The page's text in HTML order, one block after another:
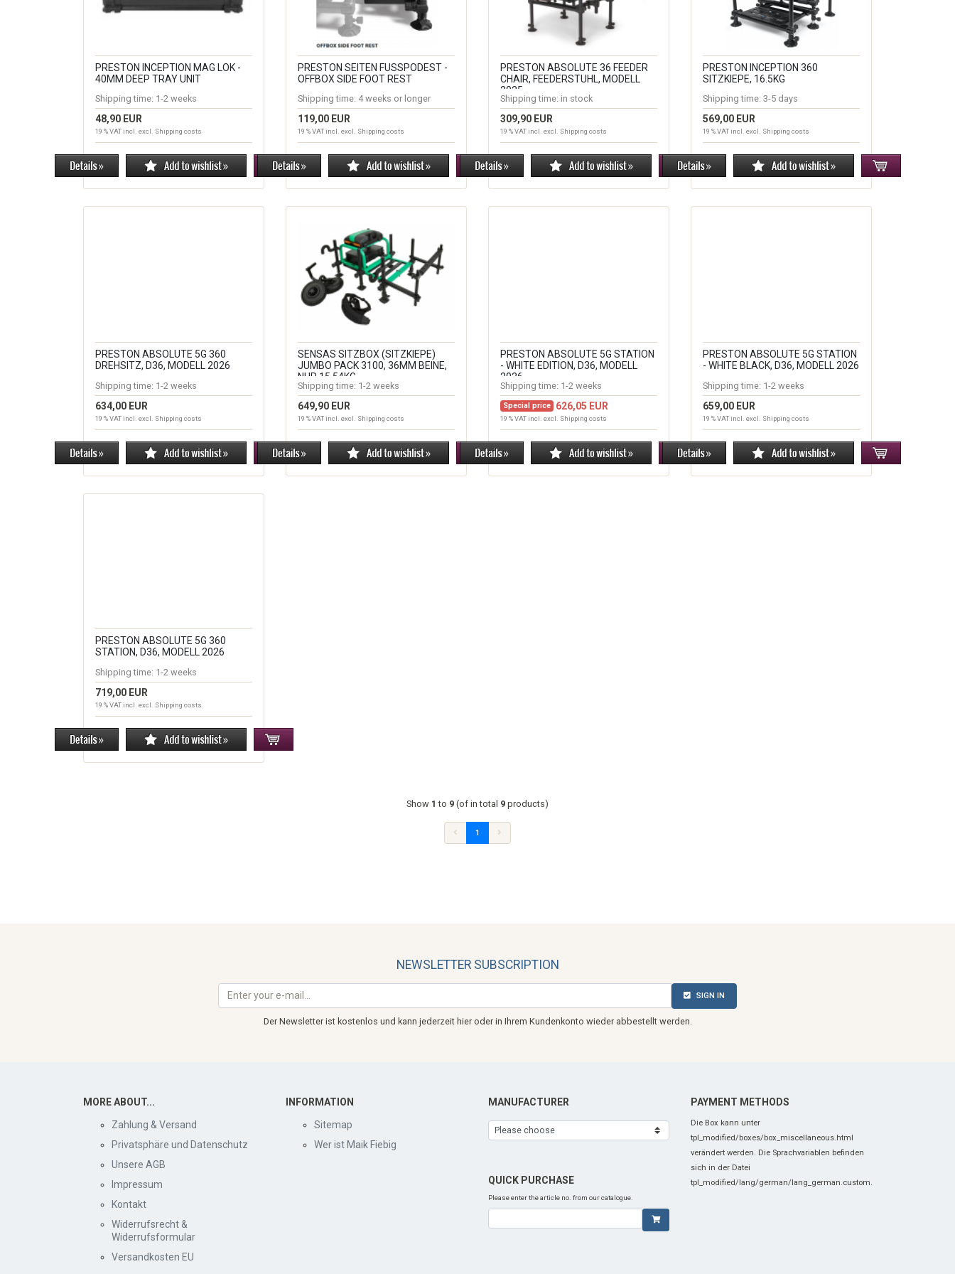
PRESTON INCEPTION MAG LOK -
40MM DEEP TRAY UNIT
Shipping time: 1-2 weeks
48,90 EUR
19 % VAT incl. excl. Shipping costs
PRESTON SEITEN FUSSPODEST -
OFFBOX SIDE FOOT REST
Shipping time: 4 weeks or longer
119,00 EUR
19 % VAT incl. excl. Shipping costs
PRESTON ABSOLUTE 36 FEEDER
CHAIR, FEEDERSTUHL, MODELL
2025
Shipping time: in stock
309,90 EUR
19 % VAT incl. excl. Shipping costs
PRESTON INCEPTION 360
SITZKIEPE, 16.5KG
Shipping time: 3-5 days
569,00 EUR
19 % VAT incl. excl. Shipping costs
PRESTON ABSOLUTE 5G 360
DREHSITZ, D36, MODELL 2026
Shipping time: 1-2 weeks
634,00 EUR
19 % VAT incl. excl. Shipping costs
SENSAS SITZBOX (SITZKIEPE)
JUMBO PACK 3100, 36MM BEINE,
NUR 15.54KG
Shipping time: 1-2 weeks
649,90 EUR
19 % VAT incl. excl. Shipping costs
PRESTON ABSOLUTE 5G STATION
- WHITE EDITION, D36, MODELL
2026
Shipping time: 1-2 weeks
Special price 626,05 EUR
19 % VAT incl. excl. Shipping costs
PRESTON ABSOLUTE 5G STATION
- WHITE BLACK, D36, MODELL 2026
Shipping time: 1-2 weeks
659,00 EUR
19 % VAT incl. excl. Shipping costs
PRESTON ABSOLUTE 5G 360
STATION, D36, MODELL 2026
Shipping time: 1-2 weeks
719,00 EUR
19 % VAT incl. excl. Shipping costs
Show 1 to 9 (of in total 9 products)
1
NEWSLETTER SUBSCRIPTION
SIGN IN
Der Newsletter ist kostenlos und kann jederzeit hier oder in Ihrem Kundenkonto wieder abbestellt werden.
MORE ABOUT...
Zahlung & Versand
Privatsphäre und Datenschutz
Unsere AGB
Impressum
Kontakt
Widerrufsrecht &
Widerrufsformular
Versandkosten EU
INFORMATION
Sitemap
Wer ist Maik Fiebig
MANUFACTURER
QUICK PURCHASE
Please enter the article no. from our catalogue.
PAYMENT METHODS
Die Box kann unter
tpl_modified/boxes/box_miscellaneous.html
verändert werden. Die Sprachvariablen befinden
sich in der Datei
tpl_modified/lang/german/lang_german.custom.